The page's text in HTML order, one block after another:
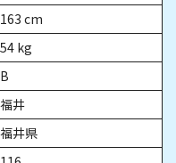
163 cm
54 kg
B
福井
福井県